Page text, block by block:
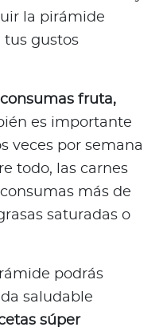
la pirámide
tus gustos
consumas fruta,
es importante
veces por semana
todo, las carnes
más de
saturadas o
podrás
saludable
súper